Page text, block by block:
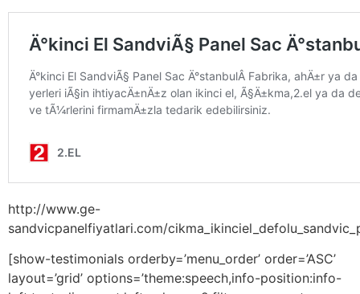
http://www.ge-
sandvicpanelfiyatlari.com/
[show-testimonials orderby=’menu_order’ order=’ASC’
layout=’grid’ options=’theme:speech,info-position:info-